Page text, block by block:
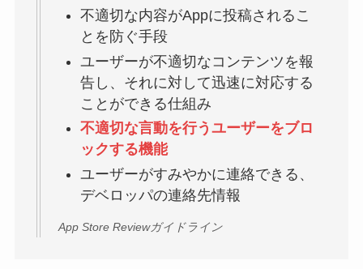
不適切な内容がAppに投稿されるこ
とを防ぐ手段
ユーザーが不適切なコンテンツを報
告し、それに対して迅速に対応する
ことができる仕組み
不適切な言動を行うユーザーをブロ
ックする機能
ユーザーがすみやかに連絡できる、
デベロッパの連絡先情報
App Store Reviewガイドライン